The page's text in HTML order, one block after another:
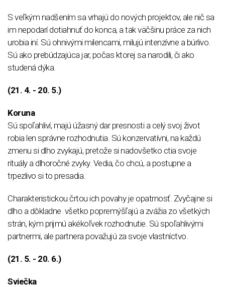
S veľkým nadšením sa vrhajú do nových projektov, ale nič sa
im nepodarí dotiahnuť do konca, a tak väčšinu práce za nich
urobia iní. Sú ohnivými milencami, milujú intenzívne a búrlivo.
Sú ako prebúdzajúca jar, počas ktorej sa narodili, či ako
studená dýka.
(21. 4. - 20. 5.)
Koruna
Sú spoľahliví, majú úžasný dar presnosti a celý svoj život
robia len správne rozhodnutia. Sú konzervatívni, na každú
zmenu si dlho zvykajú, pretože si nadovšetko ctia svoje
rituály a dlhoročné zvyky. Vedia, čo chcú, a postupne a
trpezlivo si to presadia.
Charakteristickou črtou ich povahy je opatrnosť. Zvyčajne si
dlho a dôkladne všetko popremýšľajú a zvážia zo všetkých
strán, kým prijmú akékoľvek rozhodnutie. Sú spoľahlivými
partnermi, ale partnera považujú za svoje vlastníctvo.
(21. 5. - 20. 6.)
Sviečka